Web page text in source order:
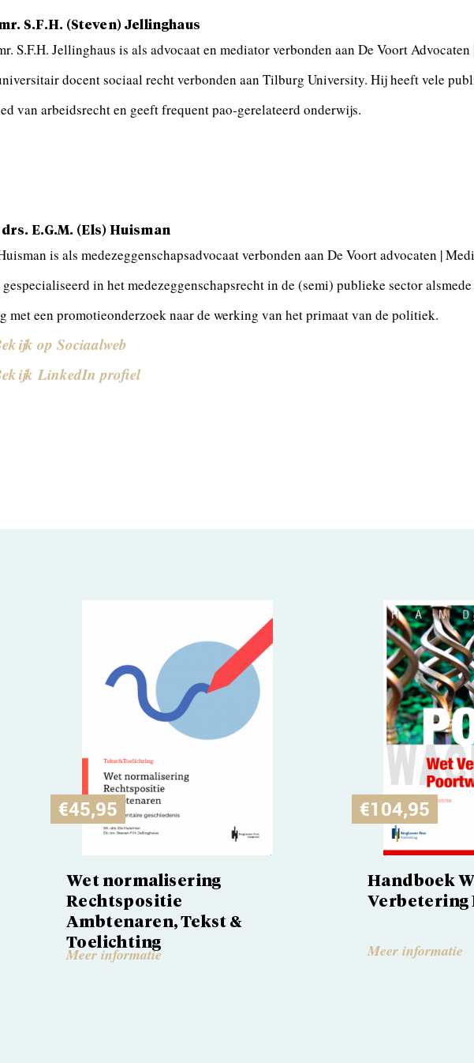
S.F.H. (Steven) Jellinghaus
S.F.H. Jellinghaus is als advocaat en mediator verbonden aan De Voort
docent sociaal recht verbonden aan Tilburg University. Hij heeft vele
van arbeidsrecht en geeft frequent pao-gerelateerd onderwijs.
E.G.M. (Els) Huisman
is als medezeggenschapsadvocaat verbonden aan De Voort advocaten |
in het medezeggenschapsrecht in de (semi) publieke sector
met een promotieonderzoek naar de werking van het primaat van de politiek.
op Sociaalweb
LinkedIn profiel
€45,95
Wet normalisering
Rechtspositie
Ambtenaren, Tekst &
Toelichting
Meer informatie
€104,95
Handboek
Verbetering
Meer informatie